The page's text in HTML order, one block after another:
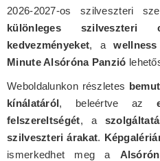
2026-2027-os szilveszteri
különleges szilveszteri
kedvezményeket, a
Minute Alsóróna Panzió
Weboldalunkon részletes
kínálatáról, beleértve az
felszereltségét, a
szilveszteri árakat.
ismerkedhet meg a